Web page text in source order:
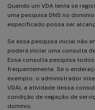
Quando um VDA tenta se
uma pesquisa DNS no
especificado possa ser
Se essa pesquisa inicial não
poderá iniciar uma consulta
Essa consulta pesquisa
frequentemente. Se o
exemplo, o administrador
VDA), a atividade dessa
condição de negação de
domínio.